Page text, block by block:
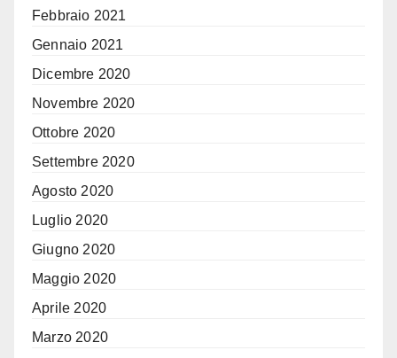
Febbraio 2021
Gennaio 2021
Dicembre 2020
Novembre 2020
Ottobre 2020
Settembre 2020
Agosto 2020
Luglio 2020
Giugno 2020
Maggio 2020
Aprile 2020
Marzo 2020